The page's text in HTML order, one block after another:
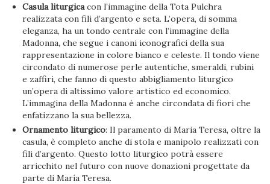
Casula liturgicacon l’immagine della Tota Pulchra
realizzata con fili d’argento e seta. L’opera, di somma
eleganza, ha un tondo centrale con l’immagine della
Madonna, che segue i canoni iconografici della sua
rappresentazione in colore bianco e celeste. Il tondo viene
circondato di numerose perle autentiche, smeraldi, rubini
e zaffiri, che fanno di questo abbigliamento liturgico
un’opera di altissimo valore artistico ed economico.
L’immagina della Madonna è anche circondata di fiori che
enfatizzano la sua bellezza.
Ornamento liturgico: Il paramento di Maria Teresa, oltre la
casula, è completo anche di stola e manipolo realizzati con
fili d’argento. Questo lotto liturgico potrà essere
arricchito nel futuro con nuove donazioni progettate da
parte di María Teresa.